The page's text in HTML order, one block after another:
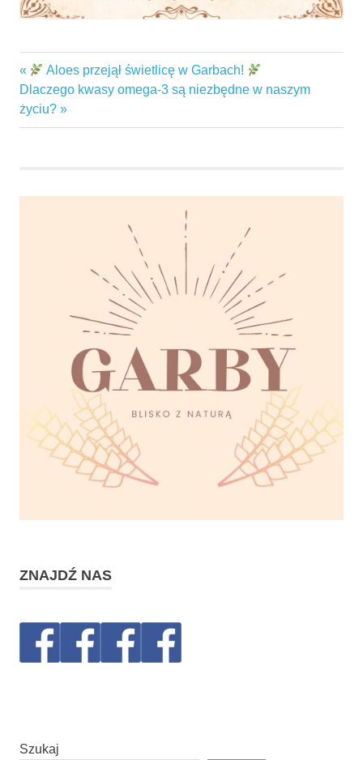
czaswolny
garby
gminaswarzędz
Nawigacja
wpisu
Previous
Post:
Aloes przejął świetlicę w Garbach!
Next
Post:
Dlaczego kwasy omega-3 są niezbędne w naszym
życiu?
ZNAJDŹ NAS
Szukaj